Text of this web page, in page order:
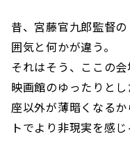
昔、宮藤官九郎監督
囲気と何かが違う。
それはそう、ここの会
映画館のゆったりと
座以外が薄暗くなる
トでより非現実を感じ